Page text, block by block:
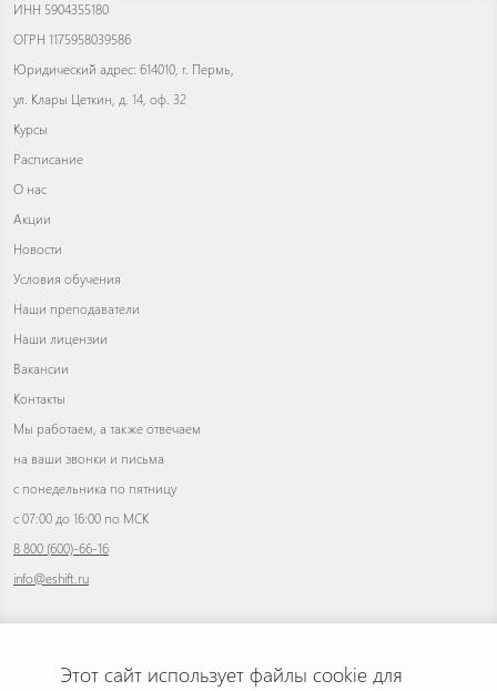
ИНН 5904355180
ОГРН 1175958039586
Юридический адрес: 614010, г. Пермь,
ул. Клары Цеткин, д. 14, оф. 32
Курсы
Расписание
О нас
Акции
Новости
Условия обучения
Наши преподаватели
Наши лицензии
Вакансии
Контакты
Мы работаем, а также отвечаем
на ваши звонки и письма
с понедельника по пятницу
с 07:00 до 16:00 по МСК
8 800 (600)-66-16
info@eshift.ru
Этот сайт использует файлы cookie для